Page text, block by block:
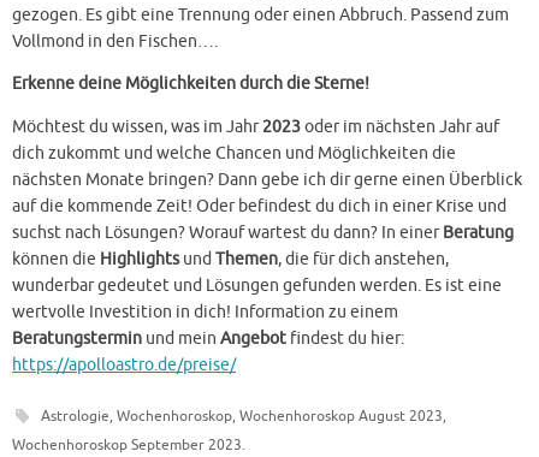
gezogen. Es gibt eine Trennung oder einen Abbruch. Passend zum
Vollmond in den Fischen….
Erkenne deine Möglichkeiten durch die Sterne!
Möchtest du wissen, was im Jahr2023oder im nächsten Jahr auf
dich zukommt und welche Chancen und Möglichkeiten die
nächsten Monate bringen? Dann gebe ich dir gerne einen Überblick
auf die kommende Zeit! Oder befindest du dich in einer Krise und
suchst nach Lösungen? Worauf wartest du dann? In einerBeratung
können die Highlightsund Themen, die für dich anstehen,
wunderbar gedeutet und Lösungen gefunden werden. Es ist eine
wertvolle Investition in dich! Information zu einem
Beratungstermin und mein Angebot findest du hier:
https://apolloastro.de/preise/
Astrologie, Wochenhoroskop, Wochenhoroskop August 2023,
Wochenhoroskop September 2023.